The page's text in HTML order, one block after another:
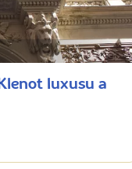
luxusu a